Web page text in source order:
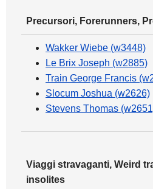
Precursori, Forerunners,
Wakker Wiebe (w3448)
Le Brix Joseph (w2885)
Train George Francis
Slocum Joshua (w2626)
Stevens Thomas
Viaggi stravaganti, Weird
insolites